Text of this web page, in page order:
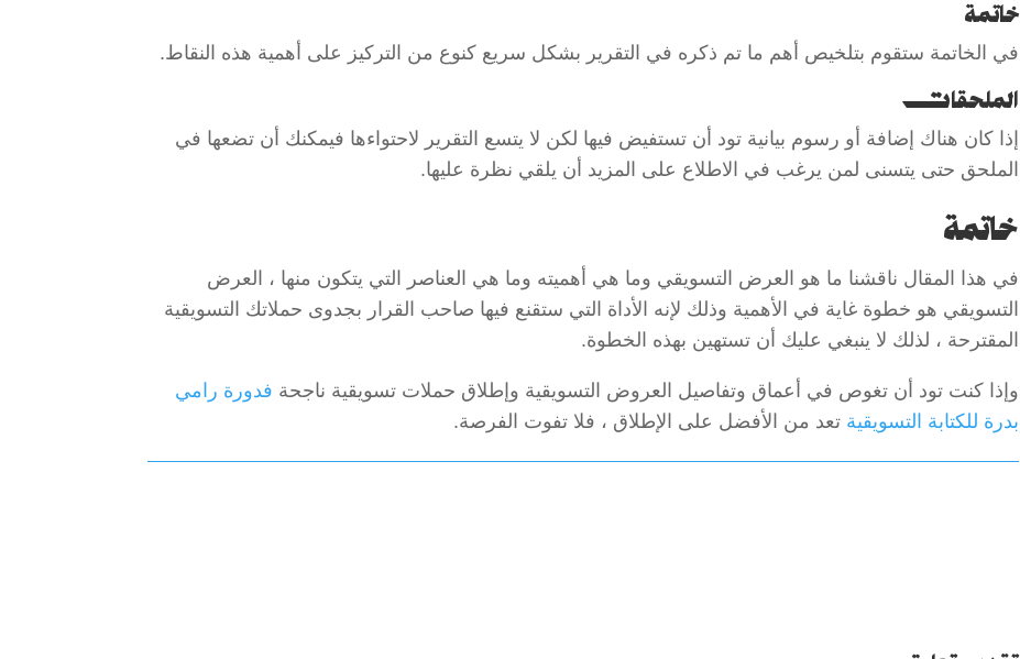
خاتمة
في الخاتمة ستقوم بتلخيص أهم ما تم ذكره في التقرير بشكل سريع كنوع من التركيز على أهمية هذه النقاط.
الملحقات
إذا كان هناك إضافة أو رسوم بيانية تود أن تستفيض فيها لكن لا يتسع التقرير لاحتواءها فيمكنك أن تضعها في
الملحق حتى يتسنى لمن يرغب في الاطلاع على المزيد أن يلقي نظرة عليها.
خاتمة
في هذا المقال ناقشنا ما هو العرض التسويقي وما هي أهميته وما هي العناصر التي يتكون منها ، العرض
التسويقي هو خطوة غاية في الأهمية وذلك لإنه الأداة التي ستقنع فيها صاحب القرار بجدوى حملاتك التسويقية
المقترحة ، لذلك لا ينبغي عليك أن تستهين بهذه الخطوة.
وإذا كنت تود أن تغوص في أعماق وتفاصيل العروض التسويقية وإطلاق حملات تسويقية ناجحة فدورة رامي
بدرة للكتابة التسويقية تعد من الأفضل على الإطلاق ، فلا تفوت الفرصة.